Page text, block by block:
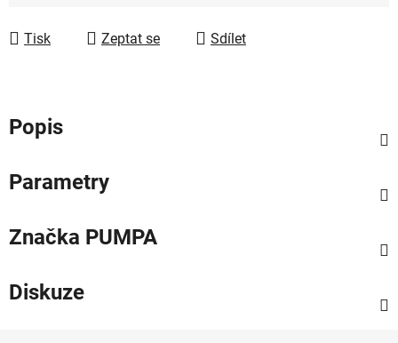
Tisk Zeptat se Sdílet
Popis
Parametry
Značka PUMPA
Diskuze